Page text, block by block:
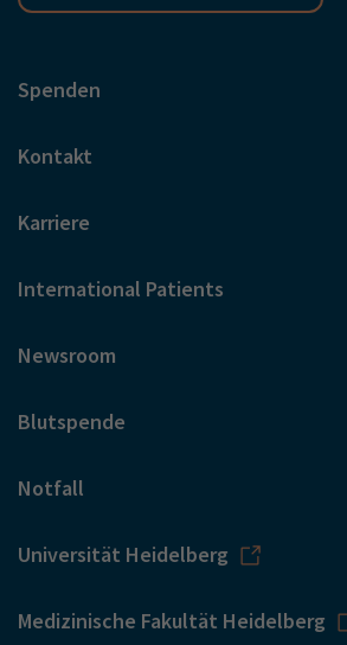
Spenden
Kontakt
Karriere
International Patients
Newsroom
Blutspende
Notfall
Universität Heidelberg
Medizinische Fakultät Heidelberg